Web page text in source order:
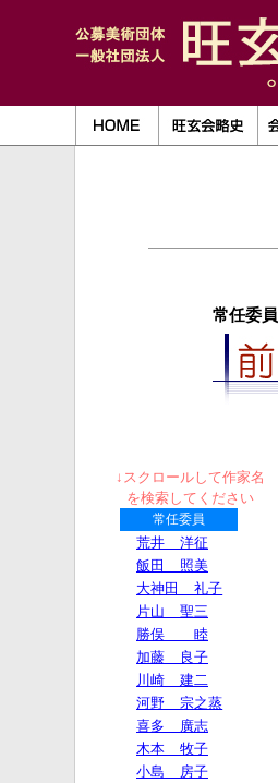
常任委員
↓スクロールして作家名
を検索してください